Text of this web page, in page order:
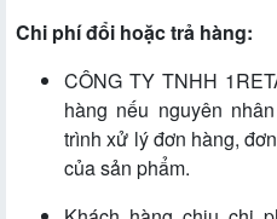
Chi phí đổi hoặc trả hàng:
CÔNG TY TNHH
hàng nếu nguyên
trình xử lý đơn hàng,
của sản phẩm.